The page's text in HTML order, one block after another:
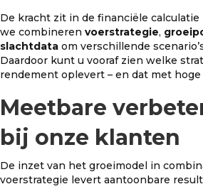
De kracht zit in de financiële
we combineren voerstrategie,
slachtdata om verschillende
Daardoor kunt u vooraf zien welke
rendement oplevert – en dat met
Meetbare
bij onze klanten
De inzet van het groeimodel in
voerstrategie levert aantoonbare